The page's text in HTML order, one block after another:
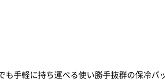
手軽に持ち運べる使い勝手抜群の保冷バ